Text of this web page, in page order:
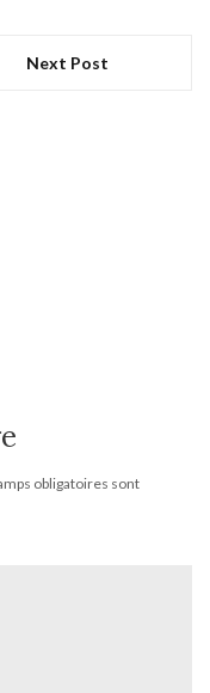
Next Post
obligatoires sont